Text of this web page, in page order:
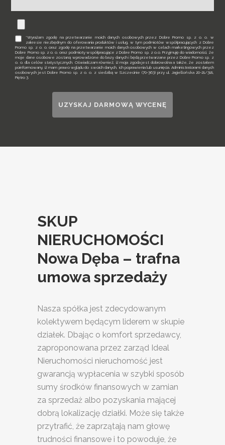
*Wyrażam zgodę na przetwarzanie moich danych osobowych przez Dobre Promo sp. z o. o. w
zakresie niezbędnym do oferowania produktów i usług, w tym podmiotów współpracujących z Dobre
Promo sp. z o. o. oraz zgodę na przetwarzanie moich danych osobowych w celach marketingowych przez
Dobre Promo sp. z o. o. oraz podmioty współpracujące z Dobre Promo sp. z o.o. Przyjmuję do wiadomości, że
moje dane osobowe zostaną wprowadzone do bazy danych i będą przetwarzane przez Dobre Promo sp. z
o. o. dla celów statystycznych. Oświadczam również, iż moja zgoda jest dobrowolna a także, że zostałem
poinformowany, iż mam prawo wglądu do swoich danych, ich poprawienia lub usunięcia. Administratorami danych
osobowych jest Dobre Promo sp. z o. o. z siedzibą w Szczecinie (70-363) przy ul. Jagiellońska 20-21/318,
Piętro 3.
SKUP
NIERUCHOMOŚCI
Nowa Dęba – trafna
umowa sprzedaży
Nasza spółka jest zdecydowanym
kolektywem będącym liderem w skupie
działek. Dbając o komfort sprzedawcy,
zaproponowana przez zarząd Ideal
Nieruchomości nieruchomość jest
gwarancją wypłacenia w szybki sposób
sumy środków finansowych w zamian
za sprzedaż albo pozyskania mającej
dobrą lokalizację działki. Może się także
przytrafić, że zaprzątają nam głowę
trudności finansowe i to powoduje, że